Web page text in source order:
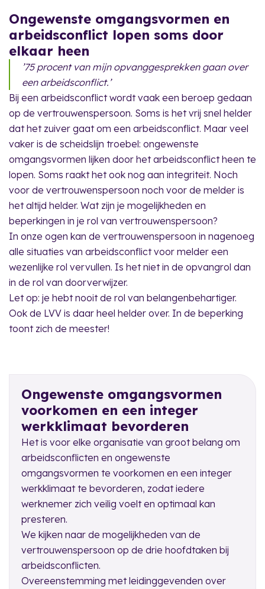
Ongewenste omgangsvormen en
arbeidsconflict lopen soms door
elkaar heen
’75 procent van mijn opvanggesprekken gaan over
een arbeidsconflict.’
Bij een arbeidsconflict wordt vaak een beroep gedaan
op de vertrouwenspersoon. Soms is het vrij snel helder
dat het zuiver gaat om een arbeidsconflict. Maar veel
vaker is de scheidslijn troebel: ongewenste
omgangsvormen lijken door het arbeidsconflict heen te
lopen. Soms raakt het ook nog aan integriteit. Noch
voor de vertrouwenspersoon noch voor de melder is
het altijd helder. Wat zijn je mogelijkheden en
beperkingen in je rol van vertrouwenspersoon?
In onze ogen kan de vertrouwenspersoon in nagenoeg
alle situaties van arbeidsconflict voor melder een
wezenlijke rol vervullen. Is het niet in de opvangrol dan
in de rol van doorverwijzer.
Let op: je hebt nooit de rol van belangenbehartiger.
Ook de LVV is daar heel helder over. In de beperking
toont zich de meester!
Ongewenste omgangsvormen
voorkomen en een integer
werkklimaat bevorderen
Het is voor elke organisatie van groot belang om
arbeidsconflicten en ongewenste
omgangsvormen te voorkomen en een integer
werkklimaat te bevorderen, zodat iedere
werknemer zich veilig voelt en optimaal kan
presteren.
We kijken naar de mogelijkheden van de
vertrouwenspersoon op de drie hoofdtaken bij
arbeidsconflicten.
Overeenstemming met leidinggevenden over